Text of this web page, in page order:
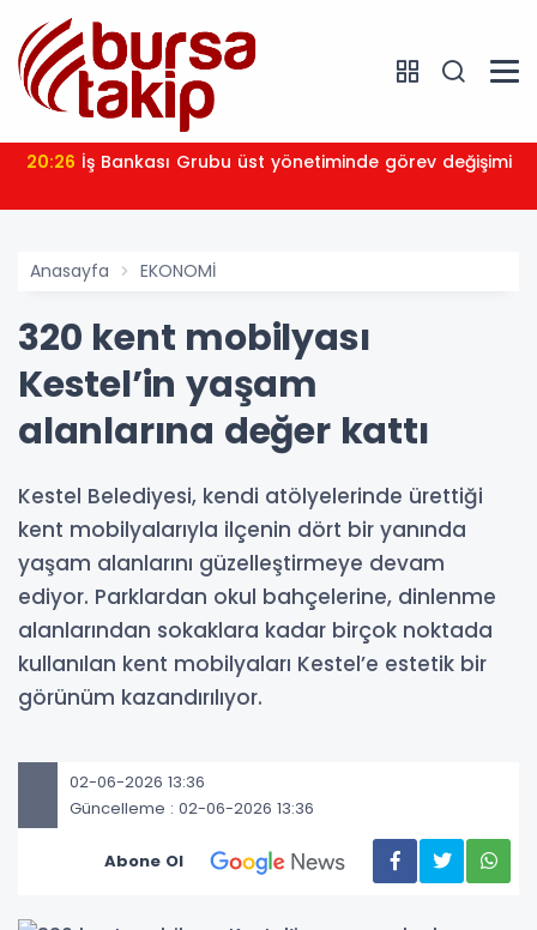
20:26 İş Bankası Grubu üst yönetiminde görev değişimi
Anasayfa EKONOMİ
320 kent mobilyası
Kestel’in yaşam
alanlarına değer kattı
Kestel Belediyesi, kendi atölyelerinde ürettiği
kent mobilyalarıyla ilçenin dört bir yanında
yaşam alanlarını güzelleştirmeye devam
ediyor. Parklardan okul bahçelerine, dinlenme
alanlarından sokaklara kadar birçok noktada
kullanılan kent mobilyaları Kestel’e estetik bir
görünüm kazandırılıyor.
02-06-2026 13:36
Güncelleme : 02-06-2026 13:36
Abone Ol